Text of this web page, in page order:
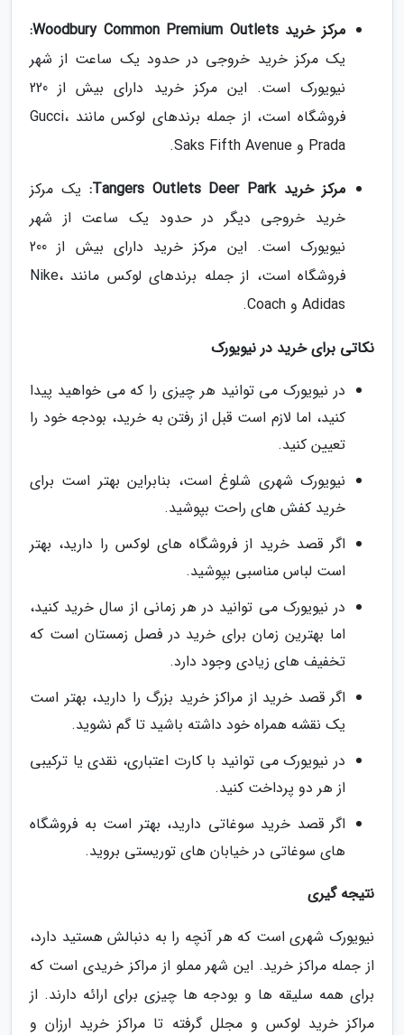
مرکز خرید Woodbury Common Premium Outlets:
یک مرکز خرید خروجی در حدود یک ساعت از شهر
نیویورک است. این مرکز خرید دارای بیش از 220
فروشگاه است، از جمله برندهای لوکس مانند Gucci،
Prada و Saks Fifth Avenue.
مرکز خرید Tangers Outlets Deer Park:
یک مرکز
خرید خروجی دیگر در حدود یک ساعت از شهر
نیویورک است. این مرکز خرید دارای بیش از 200
فروشگاه است، از جمله برندهای لوکس مانند Nike،
Adidas و Coach.
نکاتی برای خرید در نیویورک
در نیویورک می توانید هر چیزی را که می خواهید پیدا
کنید، اما لازم است قبل از رفتن به خرید، بودجه خود را
تعیین کنید.
نیویورک شهری شلوغ است، بنابراین بهتر است برای
خرید کفش های راحت بپوشید.
اگر قصد خرید از فروشگاه های لوکس را دارید، بهتر
است لباس مناسبی بپوشید.
در نیویورک می توانید در هر زمانی از سال خرید کنید،
اما بهترین زمان برای خرید در فصل زمستان است که
تخفیف های زیادی وجود دارد.
اگر قصد خرید از مراکز خرید بزرگ را دارید، بهتر است
یک نقشه همراه خود داشته باشید تا گم نشوید.
در نیویورک می توانید با کارت اعتباری، نقدی یا ترکیبی
از هر دو پرداخت کنید.
اگر قصد خرید سوغاتی دارید، بهتر است به فروشگاه
های سوغاتی در خیابان های توریستی بروید.
نتیجه گیری
نیویورک شهری است که هر آنچه را به دنبالش هستید دارد،
از جمله مراکز خرید. این شهر مملو از مراکز خریدی است که
برای همه سلیقه ها و بودجه ها چیزی برای ارائه دارند. از
مراکز خرید لوکس و مجلل گرفته تا مراکز خرید ارزان و